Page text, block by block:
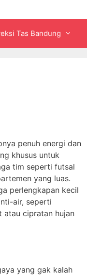
Tas Bandung
penuh energi dan
khusus untuk
tim seperti futsal
yang luas.
perlengkapan kecil
air, seperti
atau cipratan hujan
yang gak kalah